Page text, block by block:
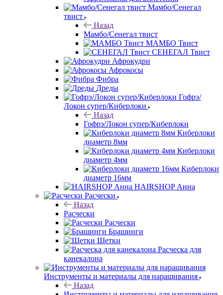
Мамбо/Сенегал
твист
Назад
Мамбо/Сенегал твист
МАМБО Твист
СЕНЕГАЛ Твист
Афрокудри
Афрокосы
Фибра
Дреды
Гофрэ/
Локон супер/Киберлоки
Назад
Гофрэ/Локон супер/Киберлоки
Киберлоки
диаметр 8мм
Киберлоки
диаметр 4мм
Киберлоки
диаметр 16мм
HAIRSHOP Анна
Расчески
Назад
Расчески
Расчески
Брашинги
Щетки
Расческа для
канекалона
Инструменты и материалы для наращивания
Назад